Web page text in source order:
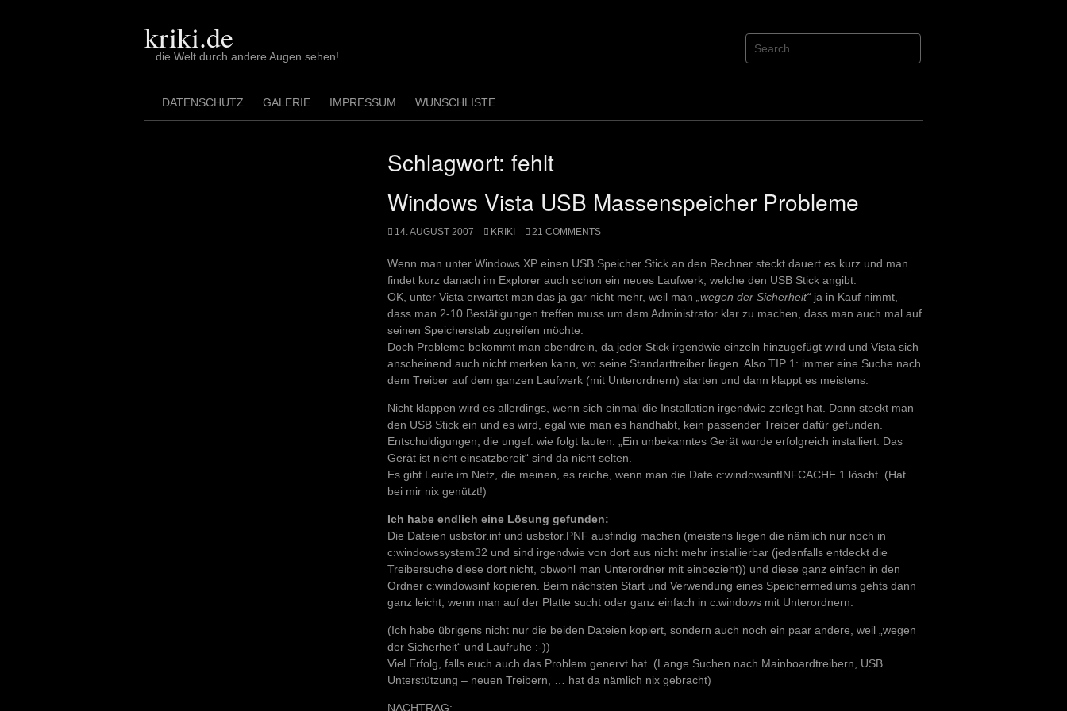
kriki.de
…die Welt durch andere Augen sehen!
DATENSCHUTZ GALERIE IMPRESSUM WUNSCHLISTE
Schlagwort: fehlt
Windows Vista USB Massenspeicher Probleme
14. AUGUST 2007 KRIKI 21 COMMENTS
Wenn man unter Windows XP einen USB Speicher Stick an den Rechner steckt dauert es kurz und man
findet kurz danach im Explorer auch schon ein neues Laufwerk, welche den USB Stick angibt.
OK, unter Vista erwartet man das ja gar nicht mehr, weil man
„wegen der Sicherheit“ ja in Kauf nimmt,
dass man 2-10 Bestätigungen treffen muss um dem Administrator klar zu machen, dass man auch mal auf
seinen Speicherstab zugreifen möchte.
Doch Probleme bekommt man obendrein, da jeder Stick irgendwie einzeln hinzugefügt wird und Vista sich
anscheinend auch nicht merken kann, wo seine Standarttreiber liegen. Also TIP 1: immer eine Suche nach
dem Treiber auf dem ganzen Laufwerk (mit Unterordnern) starten und dann klappt es meistens.
Nicht klappen wird es allerdings, wenn sich einmal die Installation irgendwie zerlegt hat. Dann steckt man
den USB Stick ein und es wird, egal wie man es handhabt, kein passender Treiber dafür gefunden.
Entschuldigungen, die ungef. wie folgt lauten: „Ein unbekanntes Gerät wurde erfolgreich installiert. Das
Gerät ist nicht einsatzbereit“ sind da nicht selten.
Es gibt Leute im Netz, die meinen, es reiche, wenn man die Date c:windowsinfINFCACHE.1 löscht. (Hat
bei mir nix genützt!)
Ich habe endlich eine Lösung gefunden:
Die Dateien usbstor.inf und usbstor.PNF ausfindig machen (meistens liegen die nämlich nur noch in
c:windowssystem32 und sind irgendwie von dort aus nicht mehr installierbar (jedenfalls entdeckt die
Treibersuche diese dort nicht, obwohl man Unterordner mit einbezieht)) und diese ganz einfach in den
Ordner c:windowsinf kopieren. Beim nächsten Start und Verwendung eines Speichermediums gehts dann
ganz leicht, wenn man auf der Platte sucht oder ganz einfach in c:windows mit Unterordnern.
(Ich habe übrigens nicht nur die beiden Dateien kopiert, sondern auch noch ein paar andere, weil „wegen
der Sicherheit“ und Laufruhe :-))
Viel Erfolg, falls euch auch das Problem genervt hat. (Lange Suchen nach Mainboardtreibern, USB
Unterstützung – neuen Treibern, … hat da nämlich nix gebracht)
NACHTRAG: